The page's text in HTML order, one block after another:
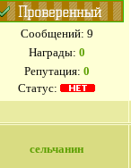
Сообщений: 9
Награды: 0
Репутация: 0
Статус:
сельчанин